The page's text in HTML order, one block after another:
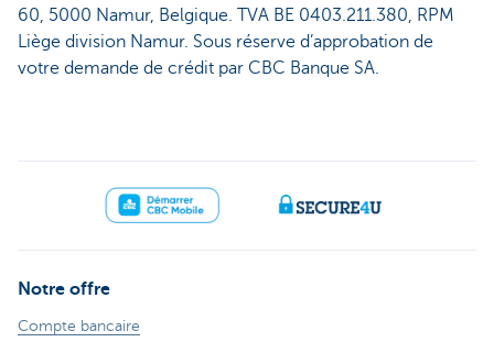
60, 5000 Namur, Belgique. TVA BE 0403.211.380, RPM
Liège division Namur. Sous réserve d’approbation de
votre demande de crédit par CBC Banque SA.
Notre offre
Compte bancaire